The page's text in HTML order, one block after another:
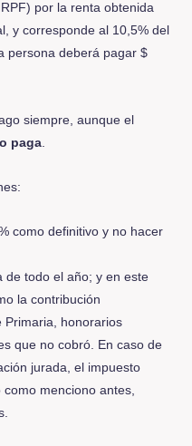
por la renta obtenida
y corresponde al 10,5% del
persona deberá pagar $
siempre, aunque el
paga.
como definitivo y no hacer
de todo el año; y en este
la contribución
Primaria, honorarios
que no cobró. En caso de
jurada, el impuesto
menciono antes,